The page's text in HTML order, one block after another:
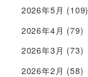
2026年5月 (109)
2026年4月 (79)
2026年3月 (73)
2026年2月 (58)